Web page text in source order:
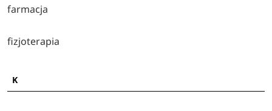
farmacja
fizjoterapia
K